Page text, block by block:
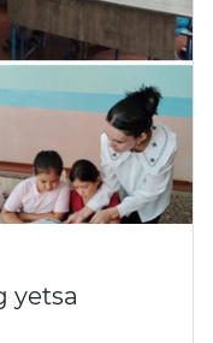
yetsa